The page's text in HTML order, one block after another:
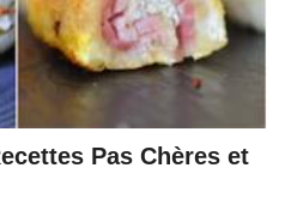
Pas Chères et